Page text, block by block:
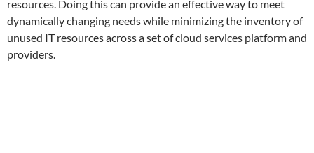
resources. Doing this can provide an effective way to meet
dynamically changing needs while minimizing the inventory of
unused IT resources across a set of cloud services platform and
providers.